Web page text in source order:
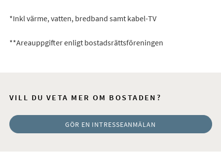
*Inkl värme, vatten, bredband samt kabel-TV
**Areauppgifter enligt bostadsrättsföreningen
VILL DU VETA MER OM BOSTADEN?
GÖR EN INTRESSEANMÄLAN